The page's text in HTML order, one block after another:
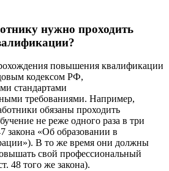
нужно проходить
повышения квалификации
кодексом РФ,
стандартами
требованиями. Например,
обязаны проходить
не реже одного раза в три
закона «Об образовании в
В то же время они должны
свой профессиональный
48 того же закона).